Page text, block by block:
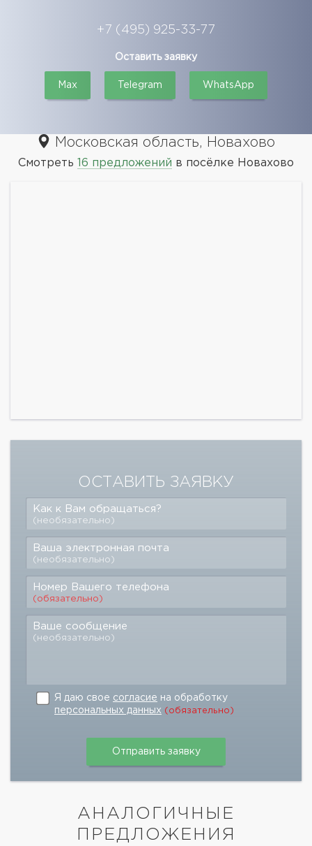
+7 (495) 925-33-77
Оставить заявку
Max Telegram WhatsApp
Московская область, Новахово
Смотреть 16 предложений в посёлке Новахово
ОСТАВИТЬ ЗАЯВКУ
Как к Вам обращаться?
(необязательно)
Ваша электронная почта
(необязательно)
Номер Вашего телефона
(обязательно)
Ваше сообщение
(необязательно)
Я даю свое согласие на обработку
персональных данных (обязательно)
АНАЛОГИЧНЫЕ
ПРЕДЛОЖЕНИЯ